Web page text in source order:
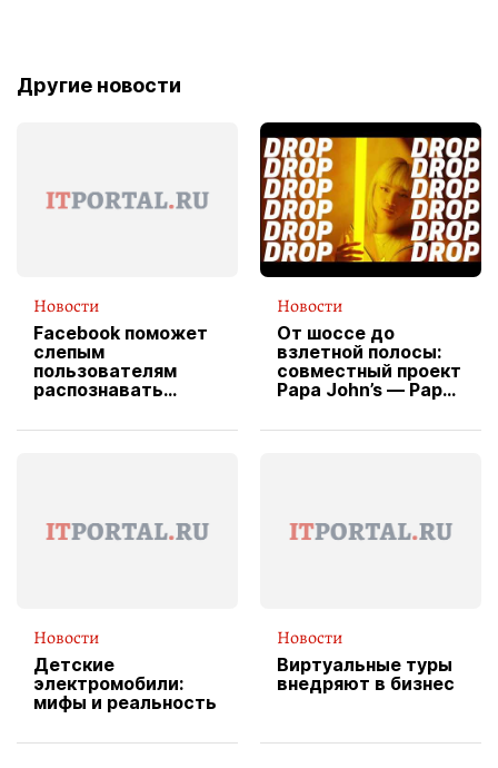
Другие новости
Новости
Facebook поможет
слепым
пользователям
распознавать
Новости
От шоссе до
взлетной полосы:
совместный проект
Papa John’s — Papa
вводит
Новости
Детские
электромобили:
мифы и реальность
Новости
Виртуальные туры
внедряют в бизнес